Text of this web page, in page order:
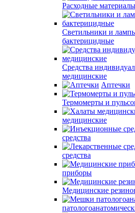
Расходные
Светильники и
бактерицидные
Средства
медицинские
Аптечки
Термомерты и
медицинские
средства
средства
приборы
Медицинские